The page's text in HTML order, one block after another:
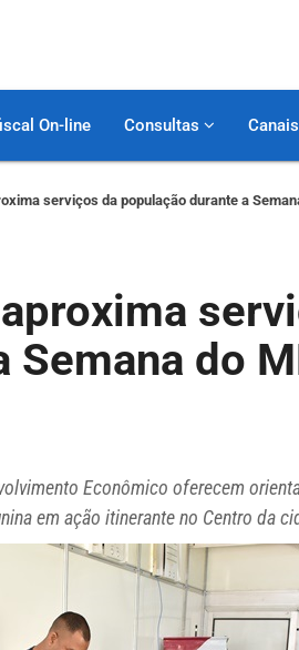
On-line Consultas Canais
serviços da população durante a
do
Econômico oferecem
em ação itinerante no Centro da